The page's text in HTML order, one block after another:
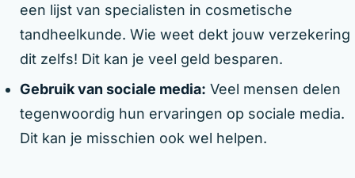
een lijst van specialisten in cosmetische
tandheelkunde. Wie weet dekt jouw verzekering
dit zelfs! Dit kan je veel geld besparen.
Gebruik van sociale media: Veel mensen delen
tegenwoordig hun ervaringen op sociale media.
Dit kan je misschien ook wel helpen.